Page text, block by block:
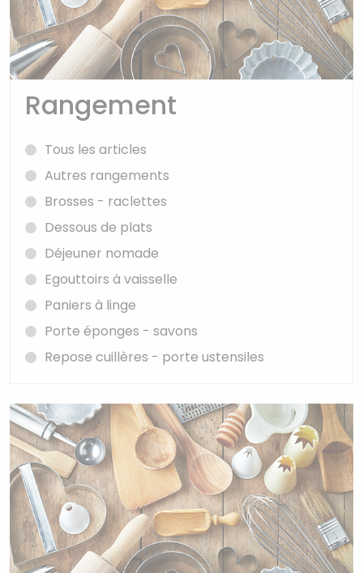
Rangement
Tous les articles
Autres rangements
Brosses - raclettes
Dessous de plats
Déjeuner nomade
Egouttoirs à vaisselle
Paniers à linge
Porte éponges - savons
Repose cuillères - porte ustensiles